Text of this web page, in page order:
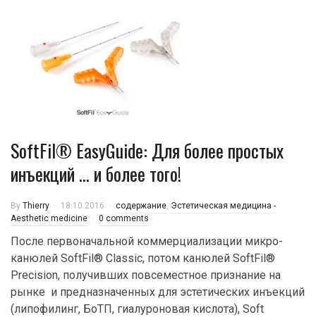
SoftFil® EasyGuide: Для более простых
инъекций … и более того!
By Thierry 18.10.2016 содержание, Эстетическая медицина -
Aesthetic medicine
0 comments
После первоначальной коммерциализации микро-
канюлей SoftFil® Classic, потом канюлей SoftFil®
Precision, получивших повсеместное признание на
рынке и предназначенных для эстетических инъекций
(липофилинг, БоТП, гиалуроновая кислота), Soft